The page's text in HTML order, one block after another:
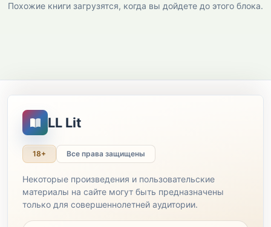
Похожие книги загрузятся, когда вы дойдете до этого блока.
LL Lit
18+ Все права защищены
Некоторые произведения и пользовательские
материалы на сайте могут быть предназначены
только для совершеннолетней аудитории.